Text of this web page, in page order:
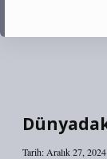
Tarih: Aralık 27, 2024